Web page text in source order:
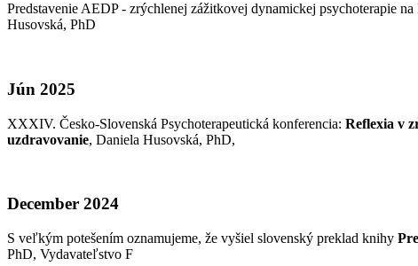
Predstavenie AEDP - zrýchlenej zážitkovej dynamickej psychoterapie
Husovská, PhD
Jún 2025
XXXIV. Česko-Slovenská Psychoterapeutická konferencia: Reflexia v
uzdravovanie, Daniela Husovská, PhD,
December 2024
S veľkým potešením oznamujeme, že vyšiel slovenský preklad knihy
PhD, Vydavateľstvo F